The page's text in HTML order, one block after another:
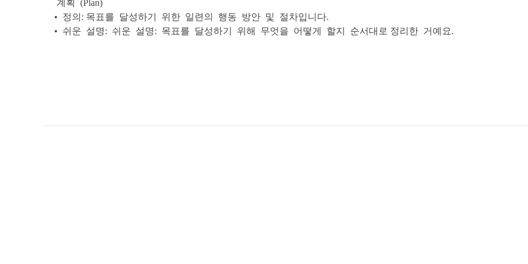
계획 (Plan)
• 정의: 목표를 달성하기 위한 일련의 행동 방안 및 절차입니다.
• 쉬운 설명: 쉬운 설명: 목표를 달성하기 위해 무엇을 어떻게 할지 순서대로 정리한 거예요.